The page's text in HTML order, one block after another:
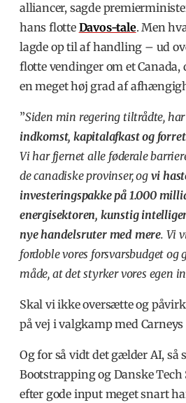
alliancer, sagde
hans flotte Davos-tale. Men
lagde op til af handling – ud
flotte vendinger om et Canada,
en meget høj gradaf
”Siden min regering tiltrådte,
indkomst, kapitalafkast og
Vi har fjernet alle føderale
de canadiske provinser, og vi
investeringspakke på 1.000
energisektoren, kunstig
nye handelsruter med mere. Vi
fordoble vores forsvarsbudget og
måde, at det styrker vores egen
Skal vi ikke oversætte og
på vej i valgkamp med
Og for så vidt det gælder AI, så
Bootstrapping og Danske Tech
efter gode input meget snart